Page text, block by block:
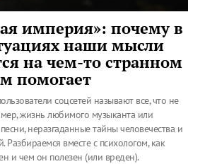
империя»: почему в
наши мысли
на чем-то странном
помогает
соцсетей называют все, что не
жизнь любимого музыканта или
неразгаданные тайны человечества и
вместе с психологом, как
и чем он полезен (или вреден).